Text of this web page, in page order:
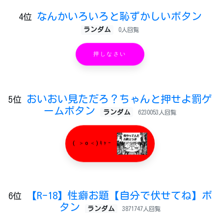
4位 なんかいろいろと恥ずかしいボタン
ランダム 0人回覧
押しなさい
5位
おいおい見ただろ？ちゃんと押せよ罰ゲ
ームボタン
ランダム 6230053人回覧
( ＞o＜)ｷｬｰ
6位
【R-18】性癖お題【自分で伏せてね】ボ
タン
ランダム 3871747人回覧